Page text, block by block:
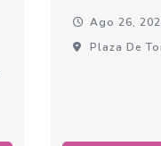
Ago 26,
Plaza De